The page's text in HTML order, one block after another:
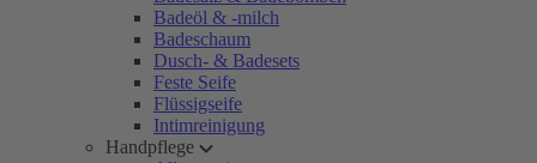
Badeöl & -milch
Badeschaum
Dusch- & Badesets
Feste Seife
Flüssigseife
Intimreinigung
Handpflege